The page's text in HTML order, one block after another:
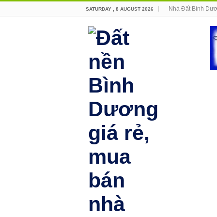
SATURDAY , 8 AUGUST 2026 Nhà Đất Bình